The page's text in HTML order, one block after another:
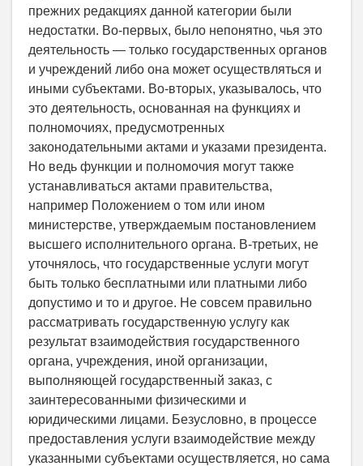
прежних редакциях данной категории были
недостатки. Во-первых, было непонятно, чья это
деятельность — только государственных органов
и учреждений либо она может осуществляться и
иными субъектами. Во-вторых, указывалось, что
это деятельность, основанная на функциях и
полномочиях, предусмотренных
законодательными актами и указами президента.
Но ведь функции и полномочия могут также
устанавливаться актами правительства,
например Положением о том или ином
министерстве, утверждаемым постановлением
высшего исполнительного органа. В-третьих, не
уточнялось, что государственные услуги могут
быть только бесплатными или платными либо
допустимо и то и другое. Не совсем правильно
рассматривать государственную услугу как
результат взаимодействия государственного
органа, учреждения, иной организации,
выполняющей государственный заказ, с
заинтересованными физическими и
юридическими лицами. Безусловно, в процессе
предоставления услуги взаимодействие между
указанными субъектами осуществляется, но сама